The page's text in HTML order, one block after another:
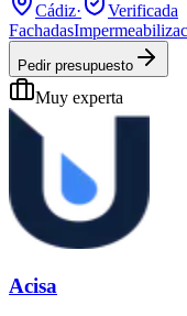
Cádiz·
Verificada
Fachadas
Pedir presupuesto
Muy experta
Acisa